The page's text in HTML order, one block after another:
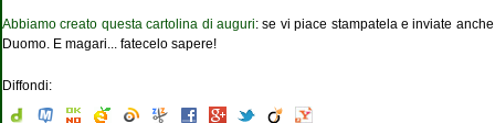
Abbiamo creato questa cartolina di auguri: se vi piace stampatela e inviate
Duomo. E magari... fatecelo sapere!
Diffondi: